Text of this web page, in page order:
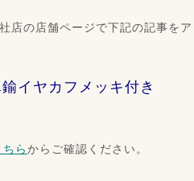
店の店舗ページで下記の記事を
イヤカフメッキ付き
ちらから ご確認ください。